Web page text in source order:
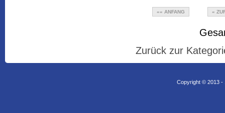
«« ANFANG «
Zurück zur
Copyright © 2013